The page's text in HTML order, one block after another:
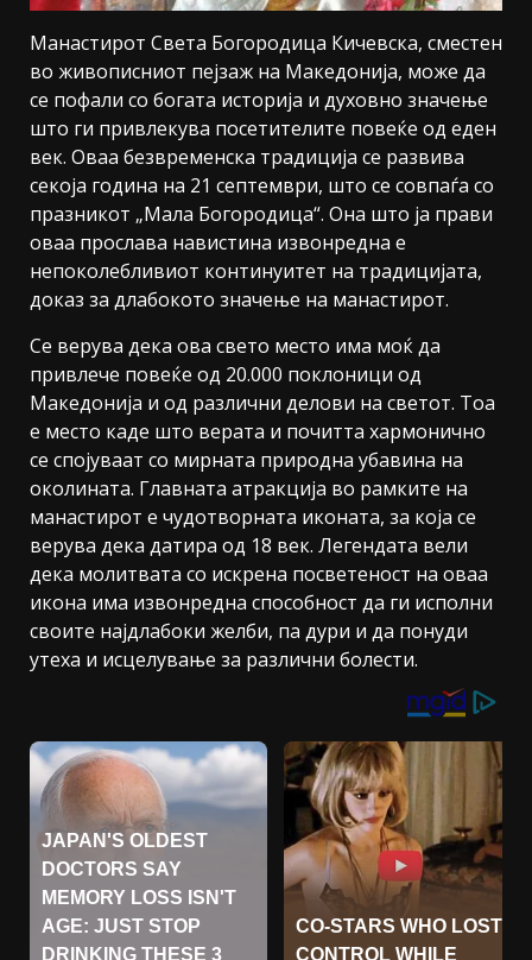
Манастирот Света Богородица Кичевска, сместен
во живописниот пејзаж на Македонија, може да
се пофали со богата историја и духовно значење
што ги привлекува посетителите повеќе од еден
век. Оваа безвременска традиција се развива
секоја година на 21 септември, што се совпаѓа со
празникот „Мала Богородица“. Она што ја прави
оваа прослава навистина извонредна е
непоколебливиот континуитет на традицијата,
доказ за длабокото значење на манастирот.
Се верува дека ова свето место има моќ да
привлече повеќе од 20.000 поклоници од
Македонија и од различни делови на светот. Тоа
е место каде што верата и почитта хармонично
се спојуваат со мирната природна убавина на
околината. Главната атракција во рамките на
манастирот е чудотворната иконата, за која се
верува дека датира од 18 век. Легендата вели
дека молитвата со искрена посветеност на оваа
икона има извонредна способност да ги исполни
своите најдлабоки желби, па дури и да понуди
утеха и исцелување за различни болести.